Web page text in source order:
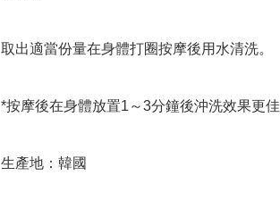
取出適當份量在身體打圈按摩後用水清洗。
*按摩後在身體放置1～3分鐘後沖洗效果更佳
生產地：韓國